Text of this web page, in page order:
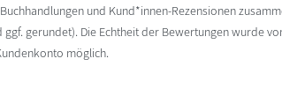
und Kund*innen-Rezensionen
gerundet). Die Echtheit der Bewertungen wurde
möglich.